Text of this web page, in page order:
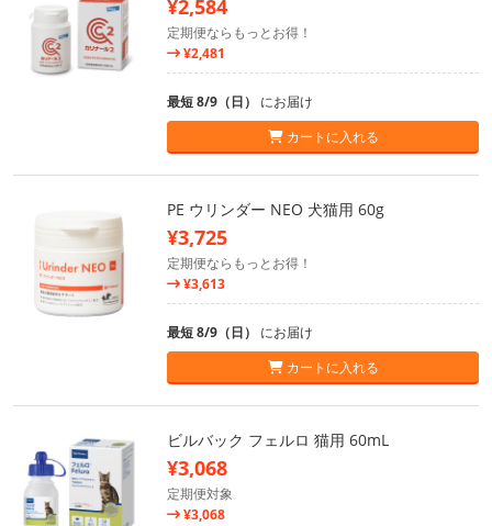
¥2,584
定期便ならもっとお得！
¥2,481
最短 8/9（日） にお届け
カートに入れる
PE ウリンダー NEO 犬猫用 60g
¥3,725
定期便ならもっとお得！
¥3,613
最短 8/9（日） にお届け
カートに入れる
ビルバック フェルロ 猫用 60mL
¥3,068
定期便対象
¥3,068